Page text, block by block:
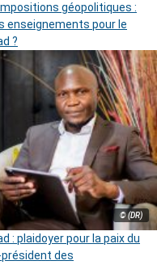
géopolitiques :
enseignements pour le
?
© (DR)
: plaidoyer pour la paix du
des